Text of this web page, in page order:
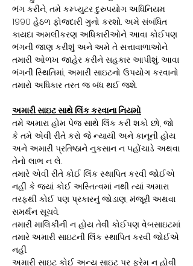
ભંગ કરીને, તમે કમ્પ્યુટર દુરુપયોગ અધિનિયમ
1990 હેઠળ ફોજદારી ગુનો કરશો. અમે સંબંધિત
કાયદા અમલીકરણ અધિકારીઓને આવા કોઈપણ
ભંગની જાણ કરીશું અને અમે તે સત્તાવાળાઓને
તમારી ઓળખ જાહેર કરીને સહકાર આપીશું. આવા
ભંગની સ્થિતિમાં, અમારી સાઇટનો ઉપયોગ કરવાનો
તમારો અધિકાર તરત જ બંધ થઈ જશે.
અમારી સાઇટ સાથે લિંક કરવાના નિયમો
તમે અમારા હોમ પેજ સાથે લિંક કરી શકો છો, જો
કે તમે એવી રીતે કરો જે ન્યાયી અને કાનૂની હોય
અને અમારી પ્રતિષ્ઠાને નુકસાન ન પહોંચાડે અથવા
તેનો લાભ ન લે.
તમારે એવી રીતે કોઈ લિંક સ્થાપિત કરવી જોઈએ
નહીં કે જ્યાં કોઈ અસ્તિત્વમાં નથી ત્યાં અમારા
તરફથી કોઈ પણ પ્રકારનું જોડાણ, મંજૂરી અથવા
સમર્થન સૂચવે.
તમારી માલિકીની ન હોય તેવી કોઈપણ વેબસાઇટમાં
તમારે અમારી સાઇટની લિંક સ્થાપિત કરવી જોઈએ
નહીં.
અમારી સાઇટ કોઈ અન્ય સાઇટ પર ફ્રેમ ન હોવી